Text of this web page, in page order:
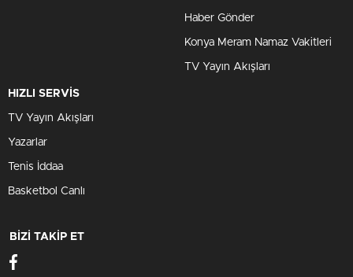
Haber Gönder
Konya Meram Namaz Vakitleri
TV Yayın Akışları
HIZLI SERVİS
TV Yayın Akışları
Yazarlar
Tenis İddaa
Basketbol Canlı
BİZİ TAKİP ET